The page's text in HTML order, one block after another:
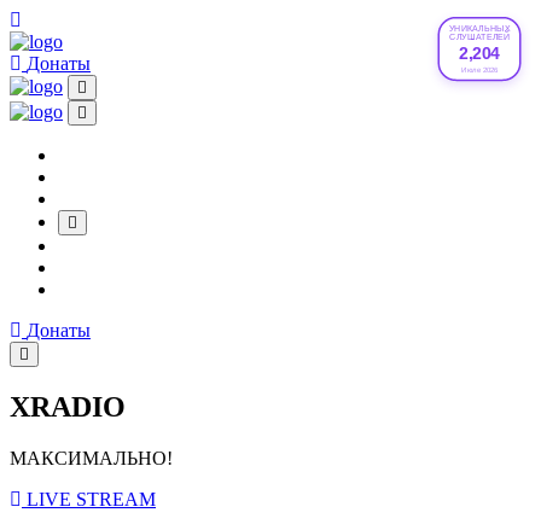
УНИКАЛЬНЫХ
СЛУШАТЕЛЕЙ
2,204
Июле 2026
Донаты
Донаты
XRADIO
МАКСИМАЛЬНО!
LIVE STREAM